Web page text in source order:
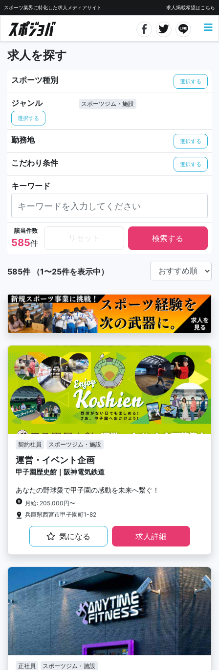
スポーツ業界に特化した求人メディアサイト 求人掲載希望はこちら
求人を探す
スポーツ種別 選択する
ジャンル
選択する
スポーツジム・施設
勤務地 選択する
こだわり条件 選択する
キーワード
該当件数
585件
リセット
585件 （1〜25件を表示中）
契約社員 スポーツジム・施設
運営・イベント企画
甲子園歴史館｜阪神電気鉄道
あなたの野球愛で甲子園の感動を未来へ繋ぐ！
月給: 205,000円〜
兵庫県西宮市甲子園町1-82
気になる 求人詳細
正社員 スポーツジム・施設